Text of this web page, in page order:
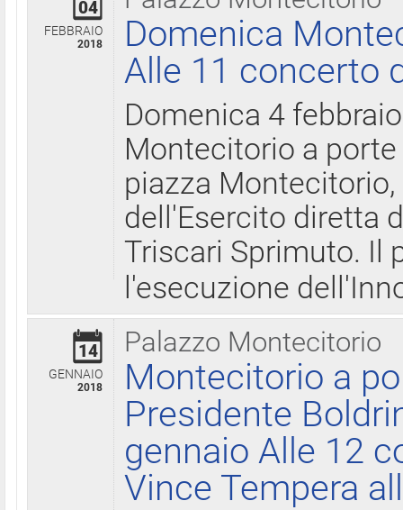
04
FEBBRAIO
2018
Domenica
Alle 11 concerto
Domenica 4
Montecitorio a
piazza
dell'Esercito diretta
Triscari Sprimuto. Il
l'esecuzione
Palazzo Montecitorio
14
GENNAIO
2018
Montecitorio a
Presidente
gennaio Alle 12
Vince Tempera